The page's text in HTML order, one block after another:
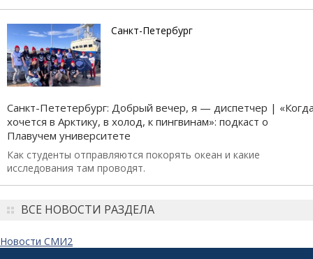
Санкт-Петербург
Санкт-Пететербург: Добрый вечер, я — диспетчер |
хочется в Арктику, в холод, к пингвинам»: подкаст о
Плавучем университете
Как студенты отправляются покорять океан и какие
исследования там проводят.
ВСЕ НОВОСТИ РАЗДЕЛА
Новости СМИ2